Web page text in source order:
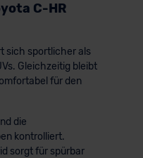
C-HR
sich sportlicher als
Gleichzeitig bleibt
für den
die
kontrolliert.
sorgt für spürbar